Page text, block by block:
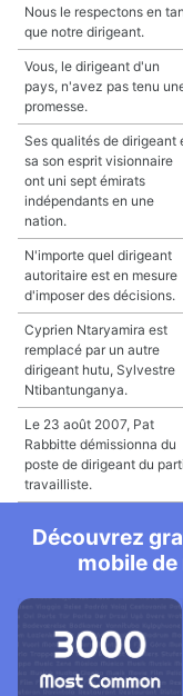
Nous le respectons en
que notre dirigeant.
Vous, le dirigeant d'un
pays, n'avez pas tenu
promesse.
Ses qualités de dirigeant
sa son esprit visionnaire
ont uni sept émirats
indépendants en une
nation.
N'importe quel dirigeant
autoritaire est en mesure
d'imposer des décisions.
Cyprien Ntaryamira est
remplacé par un autre
dirigeant hutu, Sylvestre
Ntibantunganya.
Le 23 août 2007, Pat
Rabbitte démissionna du
poste de dirigeant du parti
travailliste.
Découvrez
mobile